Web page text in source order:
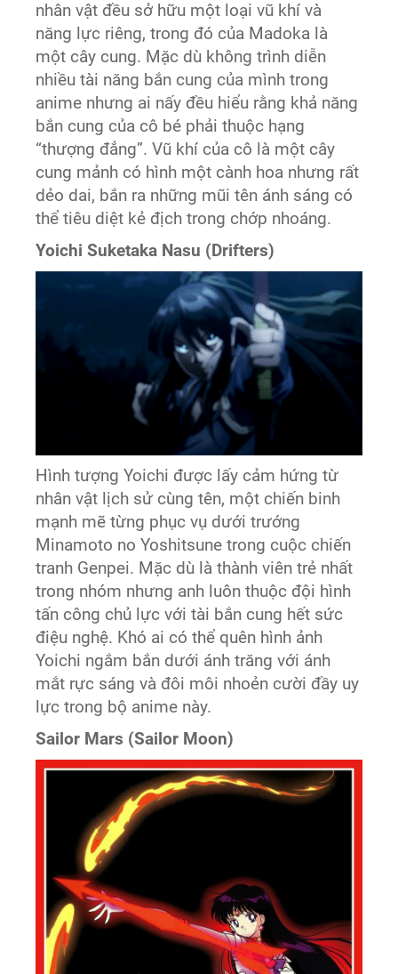
nhân vật đều sở hữu một loại vũ khí và
năng lực riêng, trong đó của Madoka là
một cây cung. Mặc dù không trình diễn
nhiều tài năng bắn cung của mình trong
anime nhưng ai nấy đều hiểu rằng khả năng
bắn cung của cô bé phải thuộc hạng
“thượng đẳng”. Vũ khí của cô là một cây
cung mảnh có hình một cành hoa nhưng rất
dẻo dai, bắn ra những mũi tên ánh sáng có
thể tiêu diệt kẻ địch trong chớp nhoáng.
Yoichi Suketaka Nasu (Drifters)
Hình tượng Yoichi được lấy cảm hứng từ
nhân vật lịch sử cùng tên, một chiến binh
mạnh mẽ từng phục vụ dưới trướng
Minamoto no Yoshitsune trong cuộc chiến
tranh Genpei. Mặc dù là thành viên trẻ nhất
trong nhóm nhưng anh luôn thuộc đội hình
tấn công chủ lực với tài bắn cung hết sức
điệu nghệ. Khó ai có thể quên hình ảnh
Yoichi ngắm bắn dưới ánh trăng với ánh
mắt rực sáng và đôi môi nhoẻn cười đầy uy
lực trong bộ anime này.
Sailor Mars (Sailor Moon)